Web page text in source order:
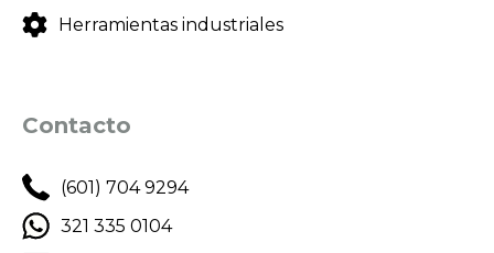
Herramientas industriales
Contacto
(601) 704 9294
321 335 0104